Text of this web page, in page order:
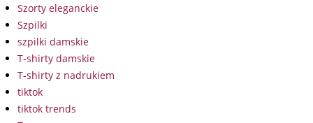
Szorty eleganckie
Szpilki
szpilki damskie
T-shirty damskie
T-shirty z nadrukiem
tiktok
tiktok trends